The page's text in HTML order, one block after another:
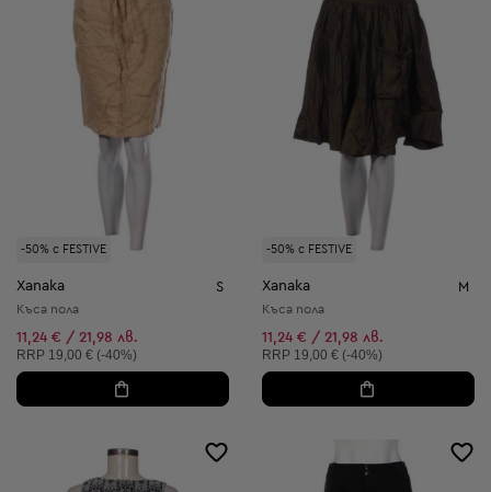
-50% с FESTIVE
Xanaka S
Къса пола
11,24 € / 21,98 лв.
Препоръчителна цена:
RRP 19,00 € (-40%)
-50% с FESTIVE
Xanaka M
Къса пола
11,24 € / 21,98 лв.
Препоръчителна цена:
RRP 19,00 € (-40%)